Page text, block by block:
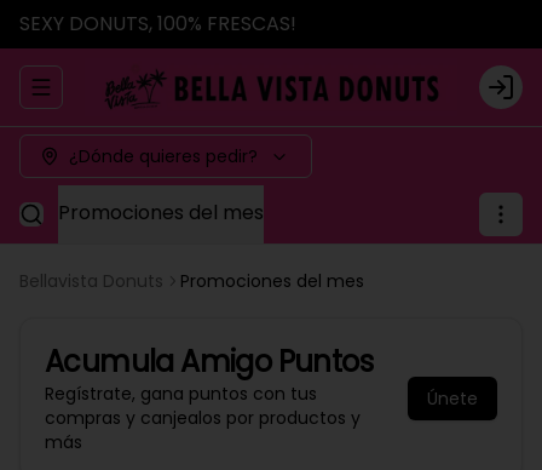
SEXY DONUTS, 100% FRESCAS!
Abrir menu de navegación Login
¿Dónde quieres pedir?
Promociones del mes
Bellavista Donuts Promociones del mes
Acumula Amigo Puntos
Regístrate, gana puntos con tus
compras y canjealos por productos y
más
Únete